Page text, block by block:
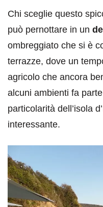
Chi sceglie questo
può pernottare in un
ombreggiato che si è
terrazze, dove un
agricolo che ancora
alcuni ambienti fa
particolarità dell’isola
interessante.